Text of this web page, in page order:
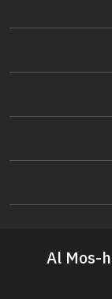
Al Mos-